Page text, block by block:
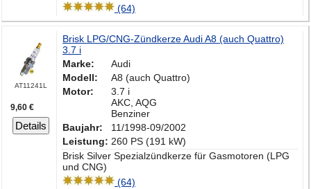
(64)
AT11241L
9,60 €
Details
Brisk LPG/CNG-Zündkerze Audi A8 (auch Quattro)
3.7 i
Marke:
Audi
Modell:
A8 (auch Quattro)
Motor:
3.7 i
AKC, AQG
Benziner
Baujahr:
11/1998-09/2002
Leistung: 260 PS (191 kW)
Brisk Silver Spezialzündkerze für Gasmotoren (LPG
und CNG)
(64)